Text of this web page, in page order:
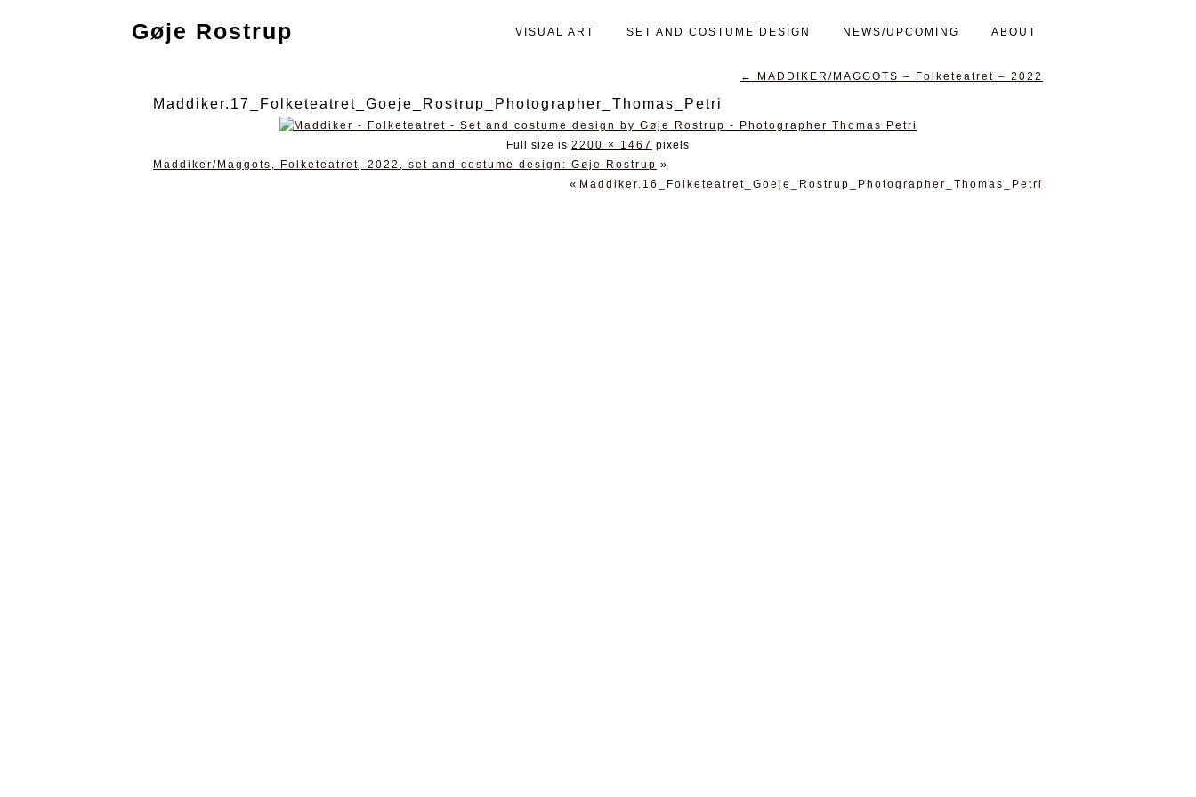
Gøje Rostrup VISUAL ART SET AND COSTUME DESIGN NEWS/UPCOMING ABOUT
← MADDIKER/MAGGOTS – Folketeatret – 2022
Maddiker.17_Folketeatret_Goeje_Rostrup_Photographer_Thomas_Petri
Full size is 2200 × 1467 pixels
Maddiker/Maggots, Folketeatret, 2022, set and costume design: Gøje Rostrup »
« Maddiker.16_Folketeatret_Goeje_Rostrup_Photographer_Thomas_Petri